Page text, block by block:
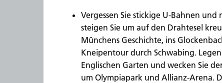
Vergessen Sie stickige U-Bahnen und
steigen Sie um auf den Drahtesel
Münchens Geschichte, ins
Kneipentour durch Schwabing.
Englischen Garten und wecken Sie
um Olympiapark und Allianz-Arena.